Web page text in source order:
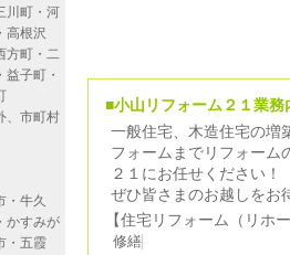
川町・河
高根沢
方町・二
子町・
、市町村
・牛久
かすみが
・五霞
■小山リフォーム２１業務
一般住宅、木造住宅の増
フォームまでリフォーム
２１にお任せください！
ぜひ皆さまのお越しをお
【住宅リフォーム（リホ
修繕